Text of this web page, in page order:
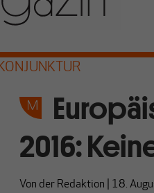
2016:
Von der Redaktion 18.